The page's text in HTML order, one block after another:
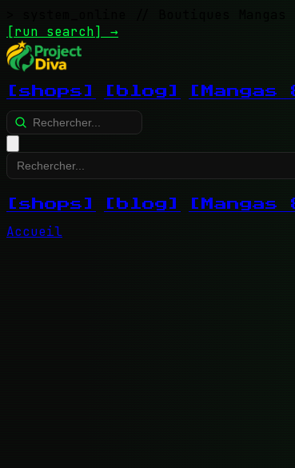
// Boutiques
[run search] →
[shops] [blog] [Mangas
[shops] [blog] [Mangas
Accueil